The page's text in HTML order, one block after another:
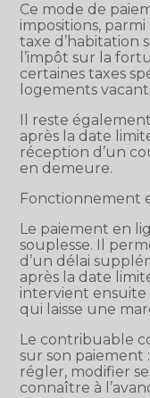
Ce mode de
impositions,
taxe d’habitation
l’impôt sur la
certaines taxes
logements
Il reste
après la date
réception d’un
en demeure.
Fonctionnement
Le paiement en
souplesse. Il
d’un délai
après la date
intervient ensuite
qui laisse une
Le contribuable
sur son
régler, modifier
connaître à